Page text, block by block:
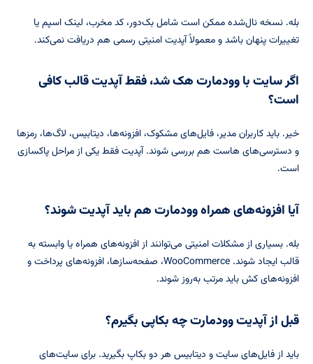
بله. نسخه نال‌شده ممکن است شامل بک‌دور، کد مخرب، لینک اسپم یا
تغییرات پنهان باشد و معمولاً آپدیت امنیتی رسمی هم دریافت نمی‌کند.
اگر سایت با وودمارت هک شد، فقط آپدیت قالب کافی
است؟
خیر. باید کاربران مدیر، فایل‌های مشکوک، افزونه‌ها، دیتابیس، لاگ‌ها، رمزها
و دسترسی‌های هاست هم بررسی شوند. آپدیت فقط یکی از مراحل پاکسازی
است.
آیا افزونه‌های همراه وودمارت هم باید آپدیت شوند؟
بله. بسیاری از مشکلات امنیتی می‌توانند از افزونه‌های همراه یا وابسته به
قالب ایجاد شوند. WooCommerce، صفحه‌سازها، افزونه‌های پرداخت و
افزونه‌های کش باید مرتب به‌روز شوند.
قبل از آپدیت وودمارت چه بکاپی بگیرم؟
باید از فایل‌های سایت و دیتابیس هر دو بکاپ بگیرید. برای سایت‌های